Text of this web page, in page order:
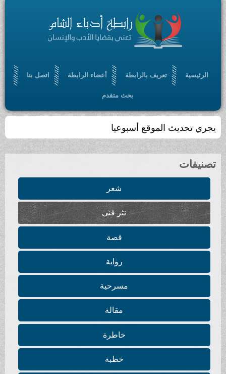
الرئيسية تعريف بالرابطة أعضاء الرابطة اتصل بنا
بحث متقدم
يجري تحديث الموقع أسبوعيا
تصنيفات
شعر
نثر فني
قصة
رواية
مسرحية
مقالة
خاطرة
خطبة